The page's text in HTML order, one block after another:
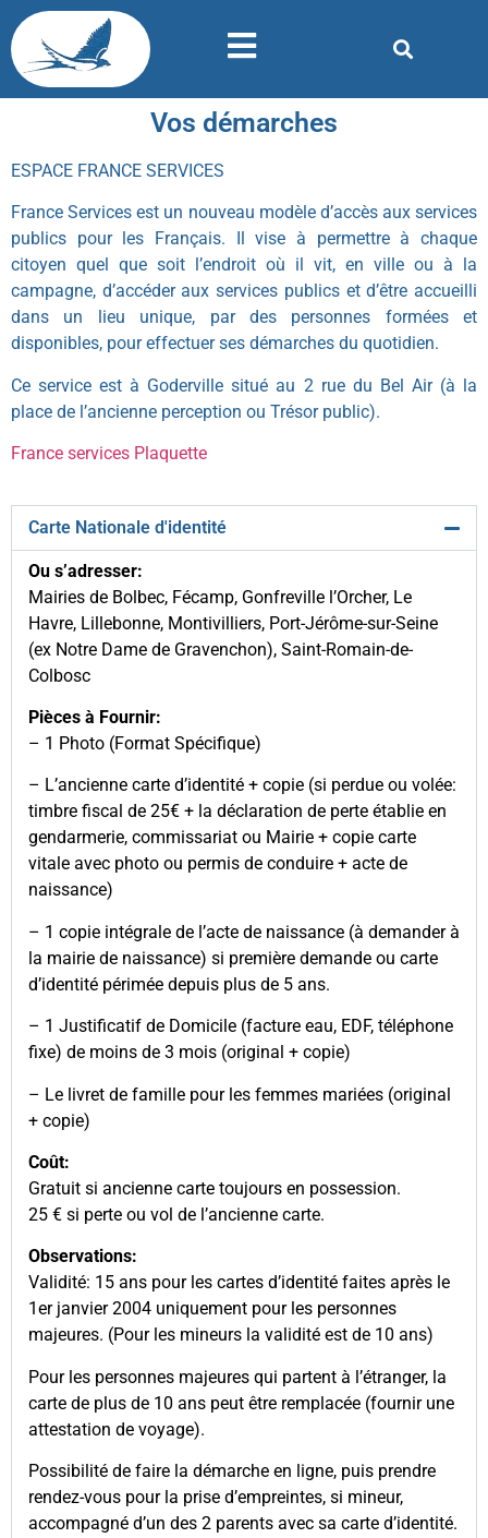
Vos démarches
ESPACE FRANCE SERVICES
France Services est un nouveau modèle d’accès aux services
publics pour les Français. Il vise à permettre à chaque
citoyen quel que soit l’endroit où il vit, en ville ou à la
campagne, d’accéder aux services publics et d’être accueilli
dans un lieu unique, par des personnes formées et
disponibles, pour effectuer ses démarches du quotidien.
Ce service est à Goderville situé au 2 rue du Bel Air (à la
place de l’ancienne perception ou Trésor public).
France services Plaquette
Carte Nationale d'identité
Ou s’adresser:
Mairies de Bolbec, Fécamp, Gonfreville l’Orcher, Le
Havre, Lillebonne, Montivilliers, Port-Jérôme-sur-Seine
(ex Notre Dame de Gravenchon), Saint-Romain-de-
Colbosc
Pièces à Fournir:
– 1 Photo (Format Spécifique)
– L’ancienne carte d’identité + copie (si perdue ou volée:
timbre fiscal de 25€ + la déclaration de perte établie en
gendarmerie, commissariat ou Mairie + copie carte
vitale avec photo ou permis de conduire + acte de
naissance)
– 1 copie intégrale de l’acte de naissance (à demander à
la mairie de naissance) si première demande ou carte
d’identité périmée depuis plus de 5 ans.
– 1 Justificatif de Domicile (facture eau, EDF, téléphone
fixe) de moins de 3 mois (original + copie)
– Le livret de famille pour les femmes mariées (original
+ copie)
Coût:
Gratuit si ancienne carte toujours en possession.
25 € si perte ou vol de l’ancienne carte.
Observations:
Validité: 15 ans pour les cartes d’identité faites après le
1er janvier 2004 uniquement pour les personnes
majeures. (Pour les mineurs la validité est de 10 ans)
Pour les personnes majeures qui partent à l’étranger, la
carte de plus de 10 ans peut être remplacée (fournir une
attestation de voyage).
Possibilité de faire la démarche en ligne, puis prendre
rendez-vous pour la prise d’empreintes, si mineur,
accompagné d’un des 2 parents avec sa carte d’identité.